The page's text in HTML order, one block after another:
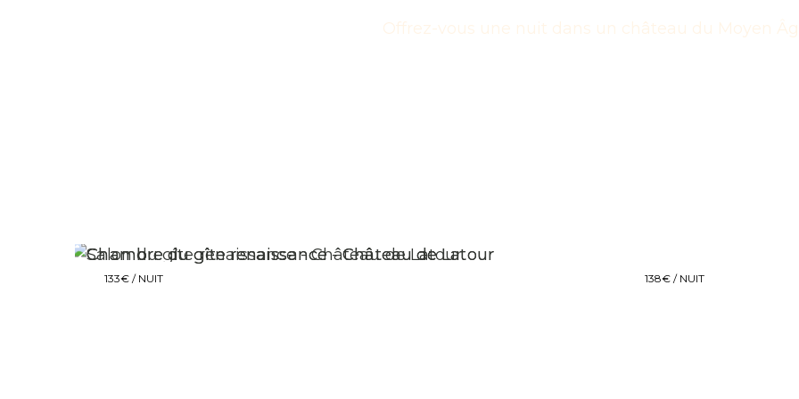
Offrez-vous une nuit dans un château du Moyen
133€ / NUIT 138€ / NUIT